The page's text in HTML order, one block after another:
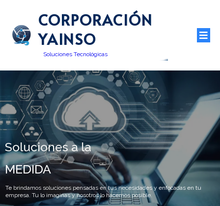
CORPORACIÓN
YAINSO
Soluciones Tecnológicas
Soluciones a la
MEDIDA
Te brindamos soluciones pensadas en tus necesidades y enfocadas en tu
empresa. Tu lo imaginas y nosotros lo hacemos posible.